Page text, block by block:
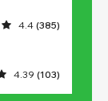
4.4 (385)
4.39 (103)